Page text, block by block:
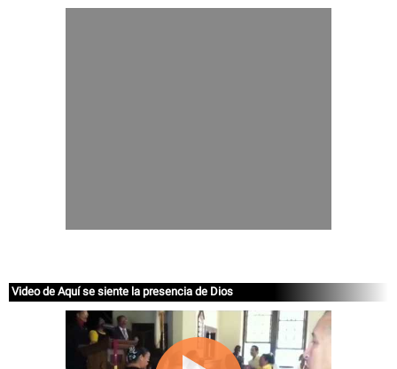
Video de Aquí se siente la presencia de Dios